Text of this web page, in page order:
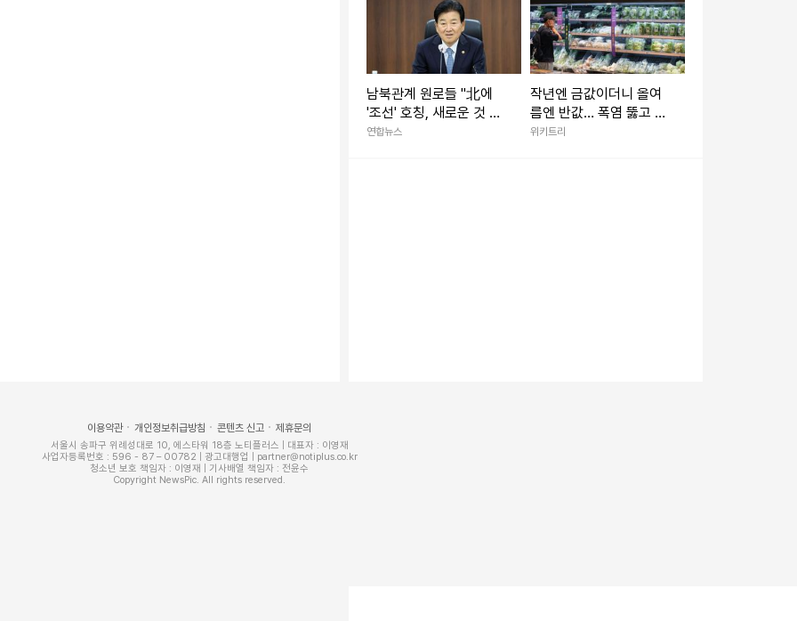
본능적으로 몸이 바로 움직였다"며 "순간적으로 칼에
수도 있다고 판단했다"고 회상했다.
남북관계 원로들 "北에
'조선' 호칭, 새로운 것 아
냐"
연합뉴스
작년엔 금값이더니 올여
름엔 반값… 폭염 뚫고 가
격 급락한 '국민 채소'
위키트리
이용약관 개인정보취급방침 콘텐츠 신고 제휴문의
서울시 송파구 위례성대로 10, 에스타워 18층 노티플러스 | 대표자 : 이영재
사업자등록번호 : 596 - 87 – 00782 | 광고대행업 | partner@notiplus.co.kr
청소년 보호 책임자 : 이영재 | 기사배열 책임자 : 전윤수
Copyright NewsPic. All rights reserved.